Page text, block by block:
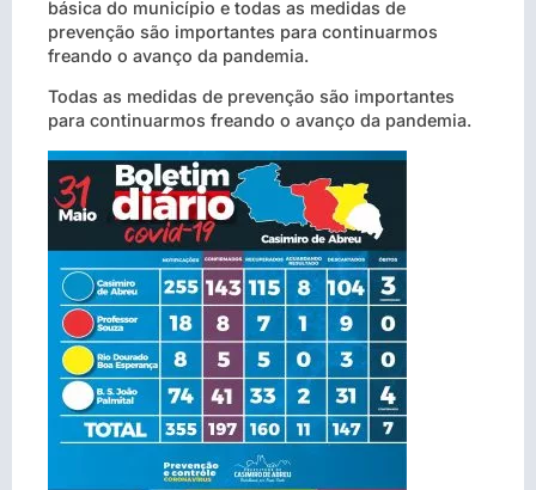
básica do município e todas as medidas de
prevenção são importantes para continuarmos
freando o avanço da pandemia.
Todas as medidas de prevenção são importantes
para continuarmos freando o avanço da pandemia.